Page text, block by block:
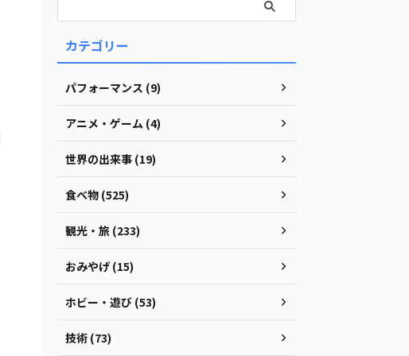
カテゴリー
パフォーマンス (9)
アニメ・ゲーム (4)
世界の出来事 (19)
食べ物 (525)
観光・旅 (233)
おみやげ (15)
ホビー・遊び (53)
技術 (73)